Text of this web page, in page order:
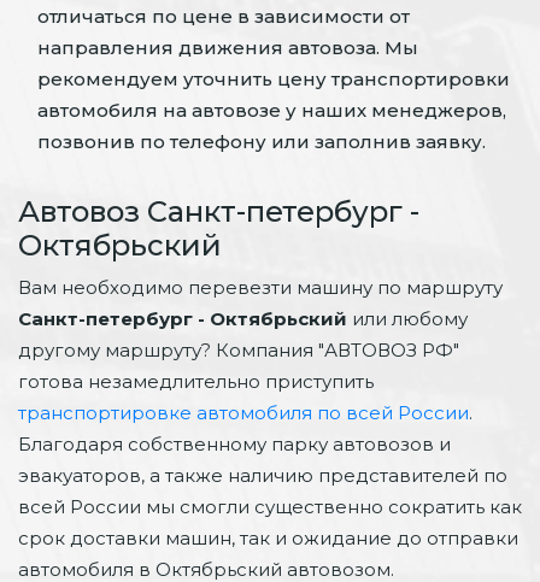
отличаться по цене в зависимости от
направления движения автовоза. Мы
рекомендуем уточнить цену транспортировки
автомобиля на автовозе у наших менеджеров,
позвонив по телефону или заполнив заявку.
Автовоз Санкт-петербург -
Октябрьский
Вам необходимо перевезти машину по маршруту
Санкт-петербург - Октябрьский или любому
другому маршруту? Компания "АВТОВОЗ РФ"
готова незамедлительно приступить
транспортировке автомобиля по всей России.
Благодаря собственному парку автовозов и
эвакуаторов, а также наличию представителей по
всей России мы смогли существенно сократить как
срок доставки машин, так и ожидание до отправки
автомобиля в Октябрьский автовозом.